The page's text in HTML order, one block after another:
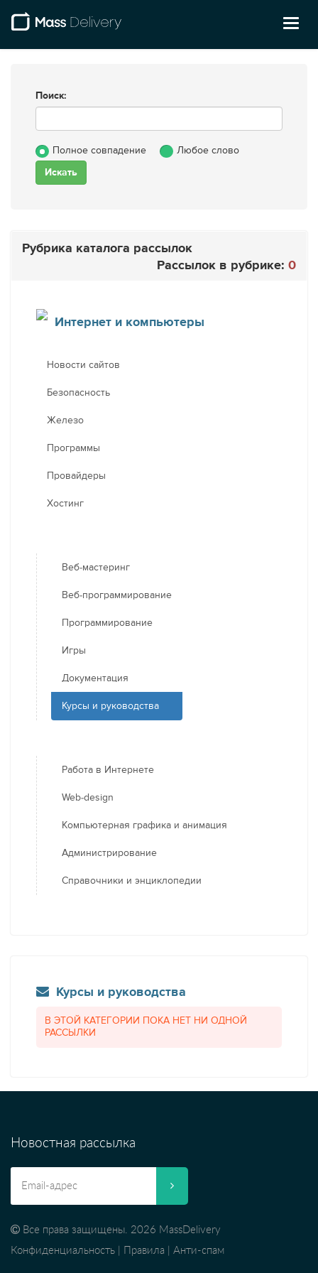
Поиск:
Полное совпадение Любое слово
Рубрика каталога рассылок
Рассылок в рубрике: 0
Интернет и компьютеры
Новости сайтов
Безопасность
Железо
Программы
Провайдеры
Хостинг
Веб-мастеринг
Веб-программирование
Программирование
Игры
Документация
Курсы и руководства
Работа в Интернете
Web-design
Компьютерная графика и анимация
Администрирование
Справочники и энциклопедии
Курсы и руководства
В ЭТОЙ КАТЕГОРИИ ПОКА НЕТ НИ ОДНОЙ
РАССЫЛКИ
Новостная рассылка
Все права защищены. 2026 MassDelivery
Конфиденциальность
Правила Анти-спам